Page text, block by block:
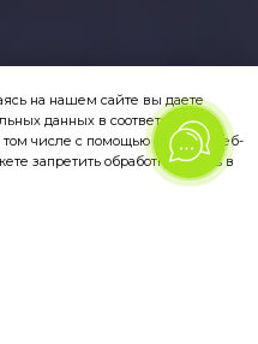
на нашем сайте вы даете
данных в соответствии с
том числе с помощью сервиса веб-
запретить обработку cookies в